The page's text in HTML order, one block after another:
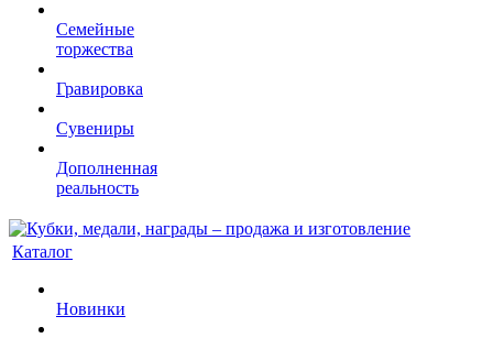
Семейные
торжества
Гравировка
Сувениры
Дополненная
реальность
Каталог
Новинки